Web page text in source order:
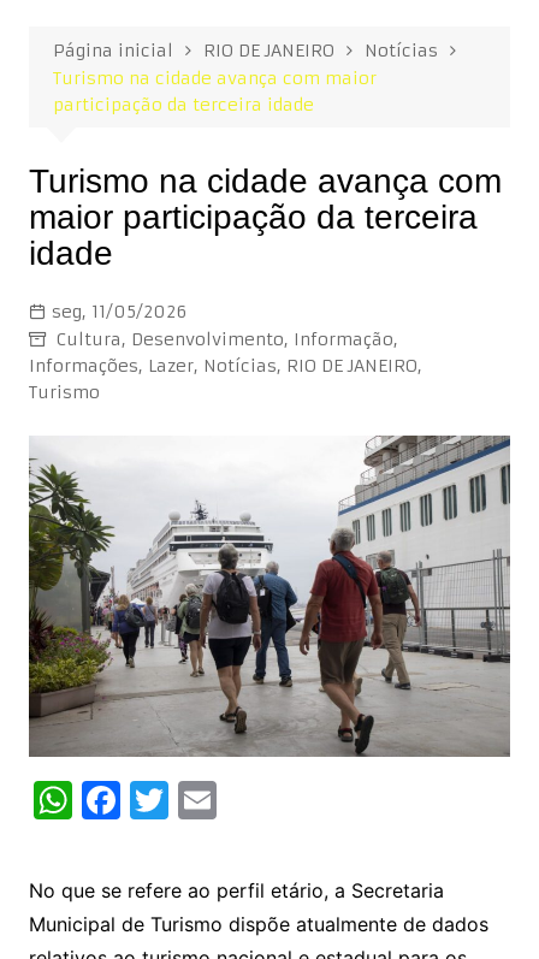
Página inicial RIO DE JANEIRO
Notícias
Turismo na cidade avança com maior
participação da terceira idade
Turismo na cidade avança com
maior participação da terceira
idade
seg, 11/05/2026
Cultura, Desenvolvimento, Informação,
Informações, Lazer, Notícias, RIO DE JANEIRO,
Turismo
W
at
s
F
c
e
T
itt
er
E
ai
l
No que se refere ao perfil etário, a Secretaria
Municipal de Turismo dispõe atualmente de dados